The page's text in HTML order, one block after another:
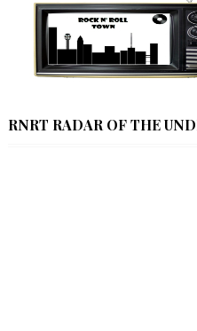
RNRT RADAR OF THE